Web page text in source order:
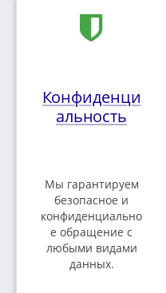
Конфиденци
альность
Мы гарантируем
безопасное и
конфиденциально
е обращение с
любыми видами
данных.